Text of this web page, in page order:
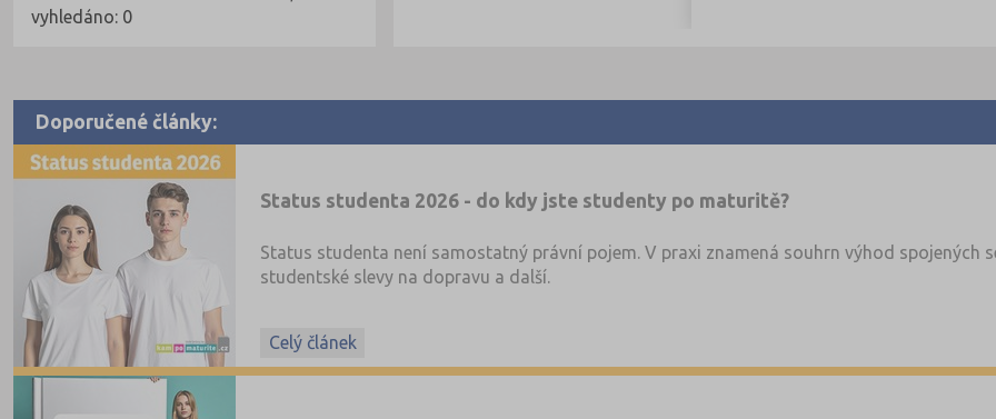
vyhledáno: 0
Doporučené články:
Status studenta 2026 - do kdy jste studenty po maturitě?
Status studenta není samostatný právní pojem. V praxi znamená souhrn výhod spojených
studentské slevy na dopravu a další.
Celý článek